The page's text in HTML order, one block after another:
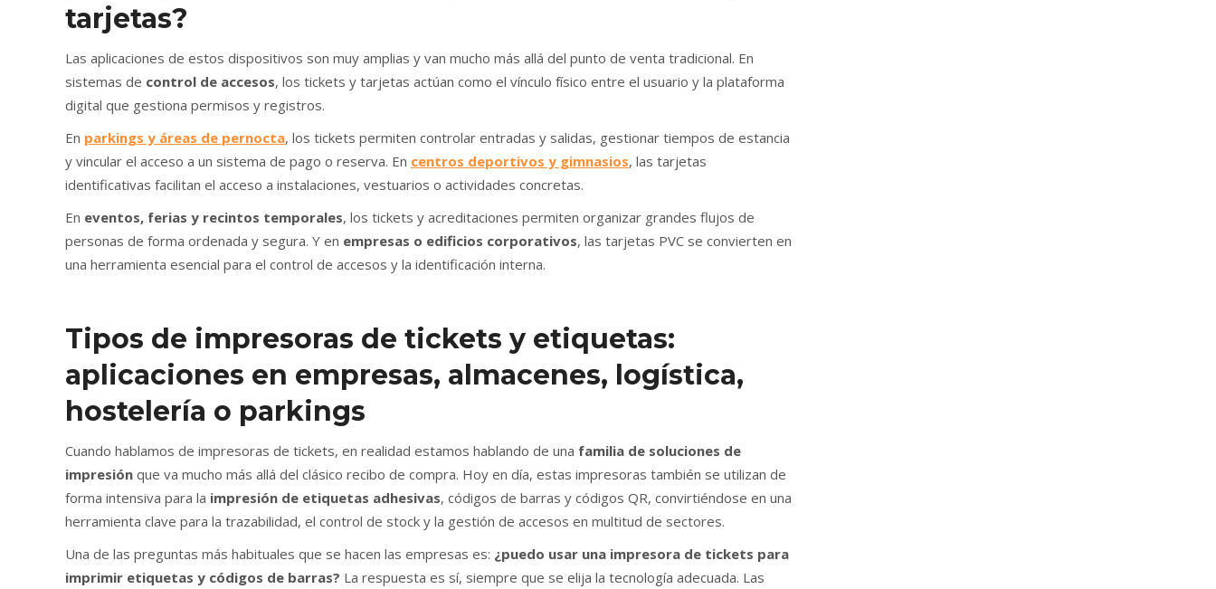
tarjetas?
Las aplicaciones de estos dispositivos son muy amplias y van mucho más allá del punto de venta tradicional. En
sistemas de control de accesos, los tickets y tarjetas actúan como el vínculo físico entre el usuario y la plataforma
digital que gestiona permisos y registros.
En parkings y áreas de pernocta, los tickets permiten controlar entradas y salidas, gestionar tiempos de estancia
y vincular el acceso a un sistema de pago o reserva. En centros deportivos y gimnasios, las tarjetas
identificativas facilitan el acceso a instalaciones, vestuarios o actividades concretas.
En eventos, ferias y recintos temporales, los tickets y acreditaciones permiten organizar grandes flujos de
personas de forma ordenada y segura. Y en empresas o edificios corporativos, las tarjetas PVC se convierten en
una herramienta esencial para el control de accesos y la identificación interna.
Tipos de impresoras de tickets y etiquetas:
aplicaciones en empresas, almacenes, logística,
hostelería o parkings
Cuando hablamos de impresoras de tickets, en realidad estamos hablando de una familia de soluciones de
impresión que va mucho más allá del clásico recibo de compra. Hoy en día, estas impresoras también se utilizan de
forma intensiva para la impresión de etiquetas adhesivas, códigos de barras y códigos QR, convirtiéndose en una
herramienta clave para la trazabilidad, el control de stock y la gestión de accesos en multitud de sectores.
Una de las preguntas más habituales que se hacen las empresas es: ¿puedo usar una impresora de tickets para
imprimir etiquetas y códigos de barras? La respuesta es sí, siempre que se elija la tecnología adecuada. Las